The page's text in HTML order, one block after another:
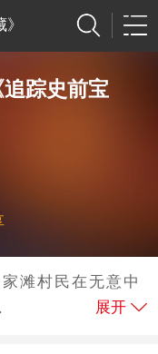
追踪史前宝
滩村民在无意中
展开